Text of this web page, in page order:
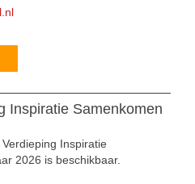
Inspiratie Samenkomen
Inspiratie
2026 is beschikbaar.